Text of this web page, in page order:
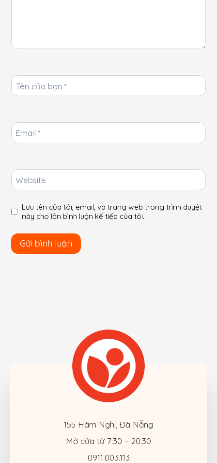
Tên của bạn *
Email *
Website
Lưu tên của tôi, email, và trang web trong trình duyệt
này cho lần bình luận kế tiếp của tôi.
155 Hàm Nghi, Đà Nẵng
Mở cửa từ 7:30 – 20:30
0911.003.113